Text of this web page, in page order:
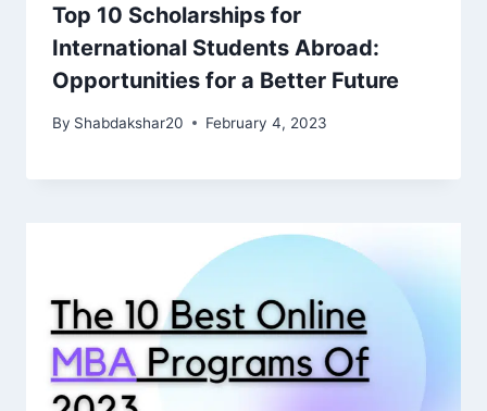
Top 10 Scholarships for
International Students Abroad:
Opportunities for a Better Future
By Shabdakshar20 February 4, 2023